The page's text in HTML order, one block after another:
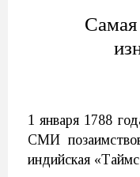
Самая
1 января 1788
СМИ
индийская